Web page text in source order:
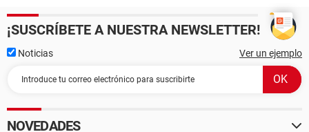
¡SUSCRÍBETE A NUESTRA NEWSLETTER!
Noticias Ver un ejemplo
NOVEDADES